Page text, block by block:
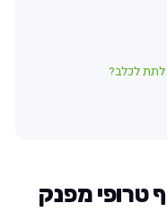
לכלב?
טרופי מפנק